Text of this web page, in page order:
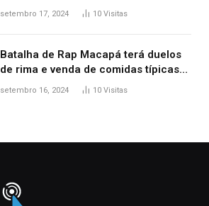
florestais no Tocantins
setembro 17, 2024 10 Visitas
Batalha de Rap Macapá terá duelos
de rima e venda de comidas típicas
no Mercado Central
setembro 16, 2024 10 Visitas